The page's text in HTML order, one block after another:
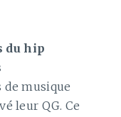
du hip
de musique
leur QG. Ce